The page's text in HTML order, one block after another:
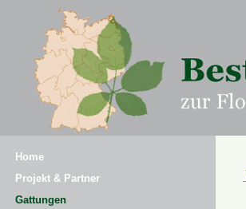
Home
Projekt & Partner
Gattungen